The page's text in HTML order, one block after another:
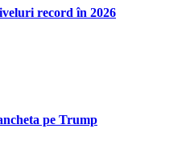
record în 2026
pe Trump